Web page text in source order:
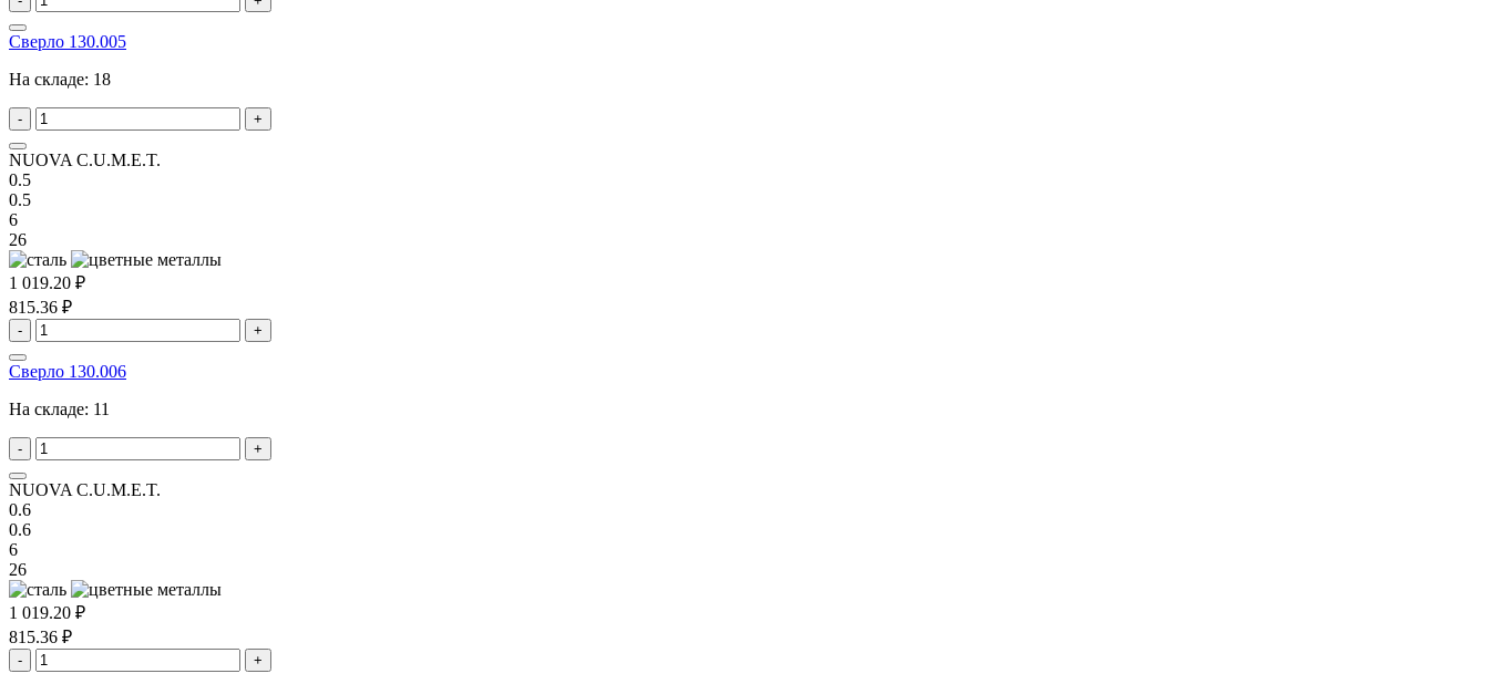
Сверло 130.005
На складе: 18
- +
NUOVA C.U.M.E.T.
0.5
0.5
6
26
1 019.20 ₽
815.36 ₽
- +
Сверло 130.006
На складе: 11
- +
NUOVA C.U.M.E.T.
0.6
0.6
6
26
1 019.20 ₽
815.36 ₽
- +